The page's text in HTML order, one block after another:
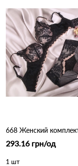
293.16 грн/од
1 шт